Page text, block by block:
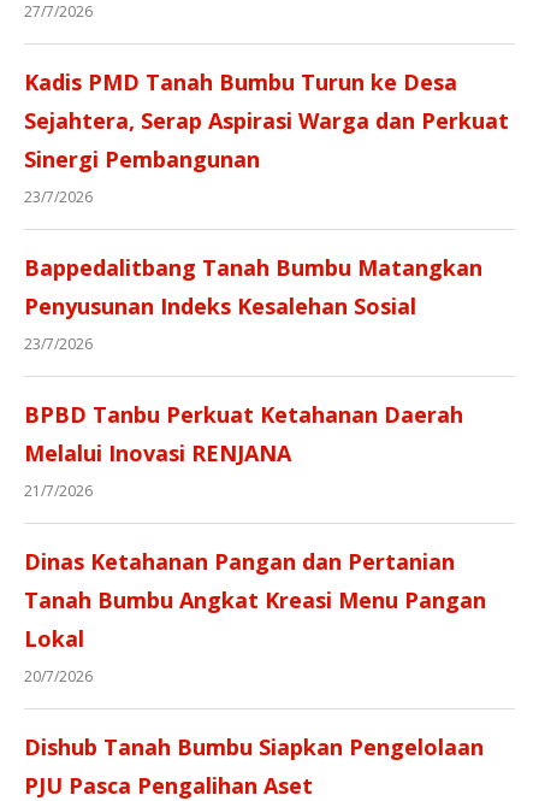
27/7/2026
Kadis PMD Tanah Bumbu Turun ke Desa
Sejahtera, Serap Aspirasi Warga dan Perkuat
Sinergi Pembangunan
23/7/2026
Bappedalitbang Tanah Bumbu Matangkan
Penyusunan Indeks Kesalehan Sosial
23/7/2026
BPBD Tanbu Perkuat Ketahanan Daerah
Melalui Inovasi RENJANA
21/7/2026
Dinas Ketahanan Pangan dan Pertanian
Tanah Bumbu Angkat Kreasi Menu Pangan
Lokal
20/7/2026
Dishub Tanah Bumbu Siapkan Pengelolaan
PJU Pasca Pengalihan Aset